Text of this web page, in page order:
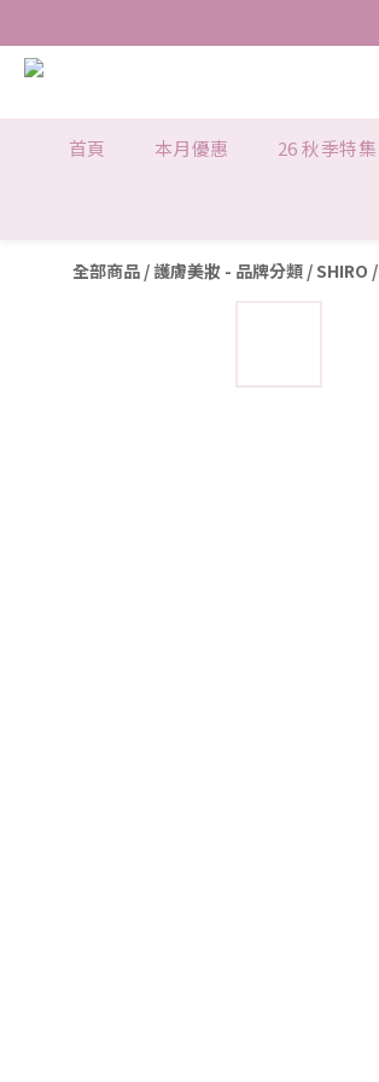
首頁 本月優惠 26 秋季特集
全部商品 /護膚美妝 - 品牌分類 /SHIRO /